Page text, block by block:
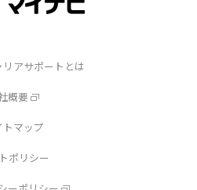
リアサポートとは
概要
トマップ
ポリシー